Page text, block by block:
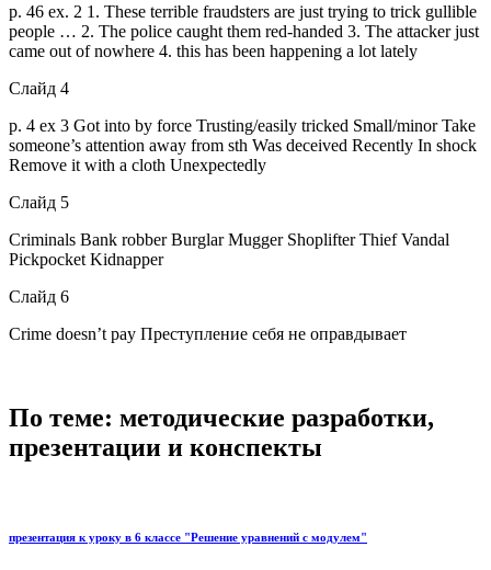
p. 46 ex. 2 1. These terrible fraudsters are just trying to trick gullible
people … 2. The police caught them red-handed 3. The attacker just
came out of nowhere 4. this has been happening a lot lately
Слайд 4
p. 4 ex 3 Got into by force Trusting/easily tricked Small/minor Take
someone’s attention away from sth Was deceived Recently In shock
Remove it with a cloth Unexpectedly
Слайд 5
Criminals Bank robber Burglar Mugger Shoplifter Thief Vandal
Pickpocket Kidnapper
Слайд 6
Crime doesn’t pay Преступление себя не оправдывает
По теме: методические разработки,
презентации и конспекты
презентация к уроку в 6 классе "Решение уравнений с модулем"